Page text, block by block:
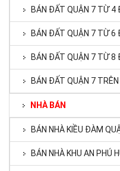
BÁN ĐẤT QUẬN 7 TỪ 4
BÁN ĐẤT QUẬN 7 TỪ 6
BÁN ĐẤT QUẬN 7 TỪ 8
BÁN ĐẤT QUẬN 7
NHÀ BÁN
BÁN NHÀ KIỀU ĐÀM
BÁN NHÀ KHU AN PHÚ